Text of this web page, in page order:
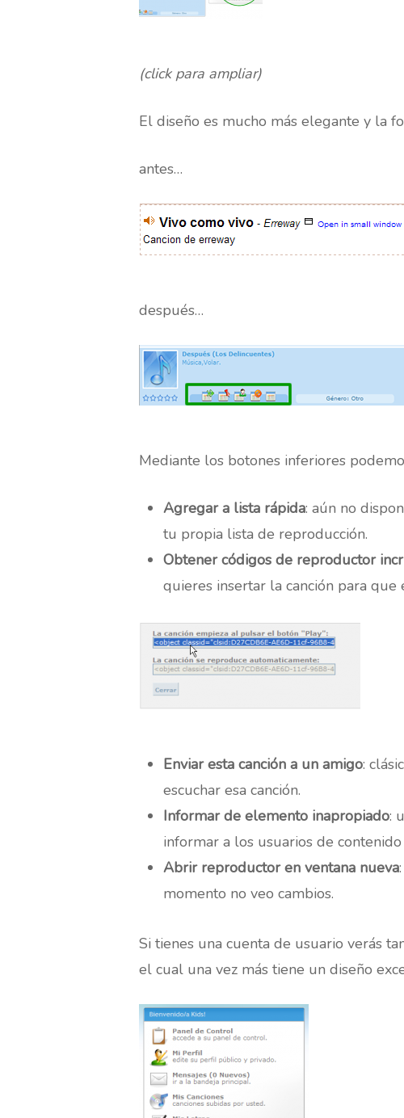
(click para ampliar)
El diseño es mucho más elegante y la
antes…
después…
Mediante los botones inferiores
Agregar a lista rápida: aún no
tu propia lista de reproducción.
Obtener códigos de reproductor
quieres insertar la canción para que
Enviar esta canción a un amigo:
escuchar esa canción.
Informar de elemento inapropiado:
informar a los usuarios de
Abrir reproductor en ventana nueva
momento no veo cambios.
Si tienes una cuenta de usuario verás
el cual una vez más tiene un diseño